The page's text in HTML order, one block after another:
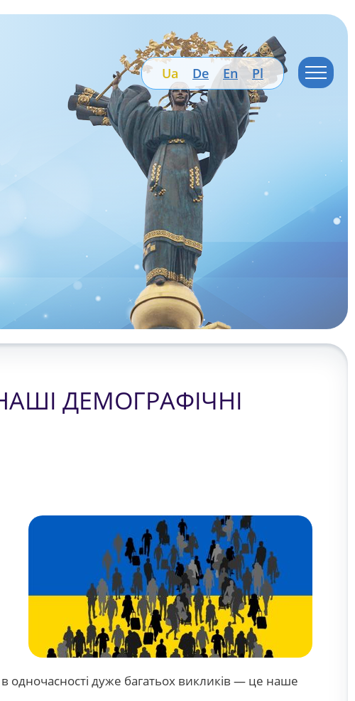
Ua De En Pl
ДЕМОГРАФІЧНІ
одночасності дуже багатьох викликів — це наше